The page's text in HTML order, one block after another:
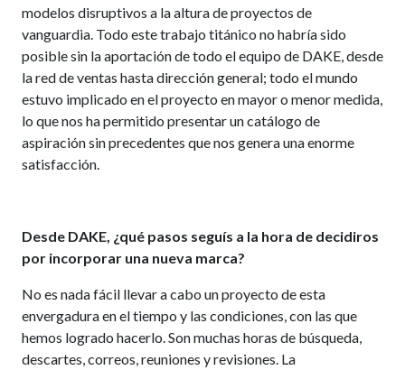
modelos disruptivos a la altura de proyectos de
vanguardia. Todo este trabajo titánico no habría sido
posible sin la aportación de todo el equipo de DAKE, desde
la red de ventas hasta dirección general; todo el mundo
estuvo implicado en el proyecto en mayor o menor medida,
lo que nos ha permitido presentar un catálogo de
aspiración sin precedentes que nos genera una enorme
satisfacción.
Desde DAKE, ¿qué pasos seguís a la hora de decidiros
por incorporar una nueva marca?
No es nada fácil llevar a cabo un proyecto de esta
envergadura en el tiempo y las condiciones, con las que
hemos logrado hacerlo. Son muchas horas de búsqueda,
descartes, correos, reuniones y revisiones. La